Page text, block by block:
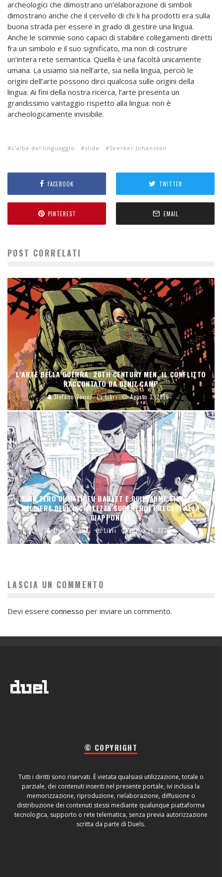
archeologici che dimostrano un’elaborazione di simboli
dimostrano anche che il cervello di chi li ha prodotti era sulla
buona strada per essere in grado di gestire una lingua.
Anche le scimmie sono capaci di stabilire collegamenti diretti
fra un simbolo e il suo significato, ma non di costruire
un’intera rete semantica. Quella è una facoltà unicamente
umana. La usiamo sia nell’arte, sia nella lingua, perciò le
origini dell’arte possono dirci qualcosa sulle origini della
lingua. Ai fini della nostra ricerca, l’arte presenta un
grandissimo vantaggio rispetto alla lingua: non è
archeologicamente invisibile.
L'alba del linguaggio slide Sverker Johansson
FACEBOOK TWITTER
PINTEREST EMAIL
POST CORRELATI
L’ARTE DELLA GUERRA: 20TH CENTURY MEN, IL CONFLITTO
RACCONTATO DA DENIZ CAMP
Stefano Tevini Libri Agosto 3, 2026
SHIN ZERO DI MATHIEU BABLET E GUILLAUME SINGELIN:
NELL’ERA DELL’INCERTEZZA SUPEREROI PRECARI ALLA
GIAPPONESE
Stefano Tevini Libri Luglio 25, 2026
LASCIA UN COMMENTO
Devi essere connesso per inviare un commento.
© COPYRIGHT
Tutti i diritti sono riservati. È vietata qualsiasi utilizzazione, totale o
parziale, dei contenuti inseriti nel presente portale, ivi inclusa la
memorizzazione, riproduzione, rielaborazione, diffusione o
distribuzione dei contenuti stessi mediante qualunque piattaforma
tecnologica, supporto o rete telematica, senza previa autorizzazione
scritta da parte di Duels.